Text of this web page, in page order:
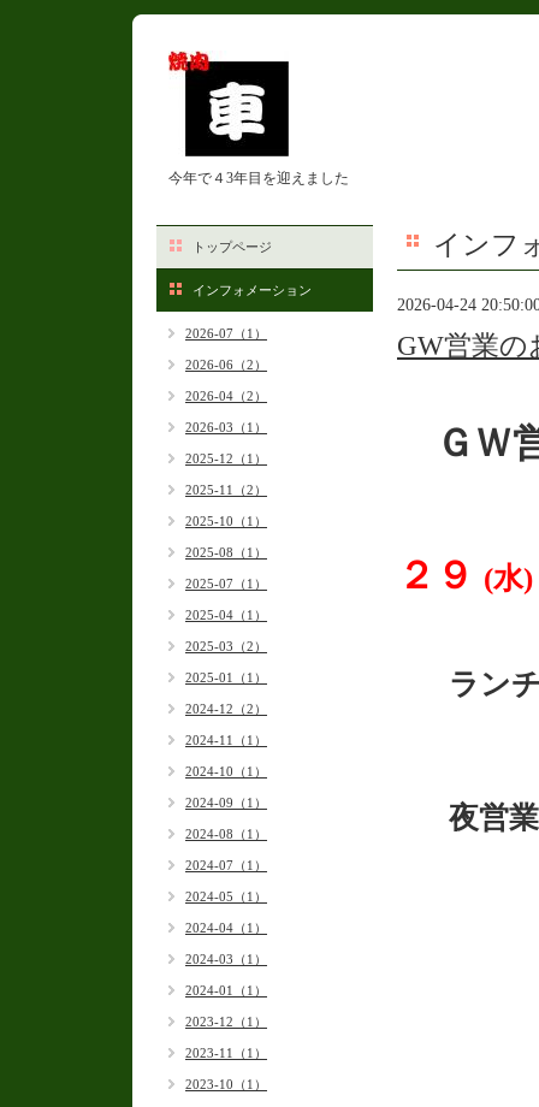
今年で４3年目を迎えました
インフ
2026-04-24
GW営業の
ＧＷ
２９ (水)
ラ
夜営業
トップページ
インフォメーション
2026-07（1）
2026-06（2）
2026-04（2）
2026-03（1）
2025-12（1）
2025-11（2）
2025-10（1）
2025-08（1）
2025-07（1）
2025-04（1）
2025-03（2）
2025-01（1）
2024-12（2）
2024-11（1）
2024-10（1）
2024-09（1）
2024-08（1）
2024-07（1）
2024-05（1）
2024-04（1）
2024-03（1）
2024-01（1）
2023-12（1）
2023-11（1）
2023-10（1）